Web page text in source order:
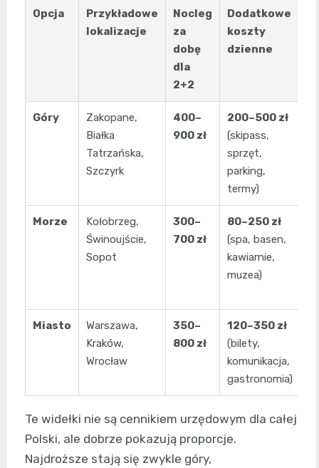
Opcja
Przykładowe
lokalizacje
Nocleg
za
dobę
dla
2+2
Dodatkowe
koszty
dzienne
Góry
Zakopane,
Białka
Tatrzańska,
Szczyrk
400–
900 zł
200–500 zł
(skipass,
sprzęt,
parking,
termy)
Morze
Kołobrzeg,
Świnoujście,
Sopot
300–
700 zł
80–250 zł
(spa, basen,
kawiarnie,
muzea)
Miasto
Warszawa,
Kraków,
Wrocław
350–
800 zł
120–350 zł
(bilety,
komunikacja,
gastronomia)
Te widełki nie są cennikiem urzędowym dla całej
Polski, ale dobrze pokazują proporcje.
Najdroższe stają się zwykle góry,